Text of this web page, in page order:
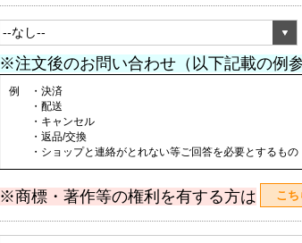
※注文後のお問い合わせ（以下記載の例
例 ・決済
・配送
・キャンセル
・返品/交換
・ショップと連絡がとれない等ご回答を必要とするもの
※商標・著作等の権利を有する方は こち